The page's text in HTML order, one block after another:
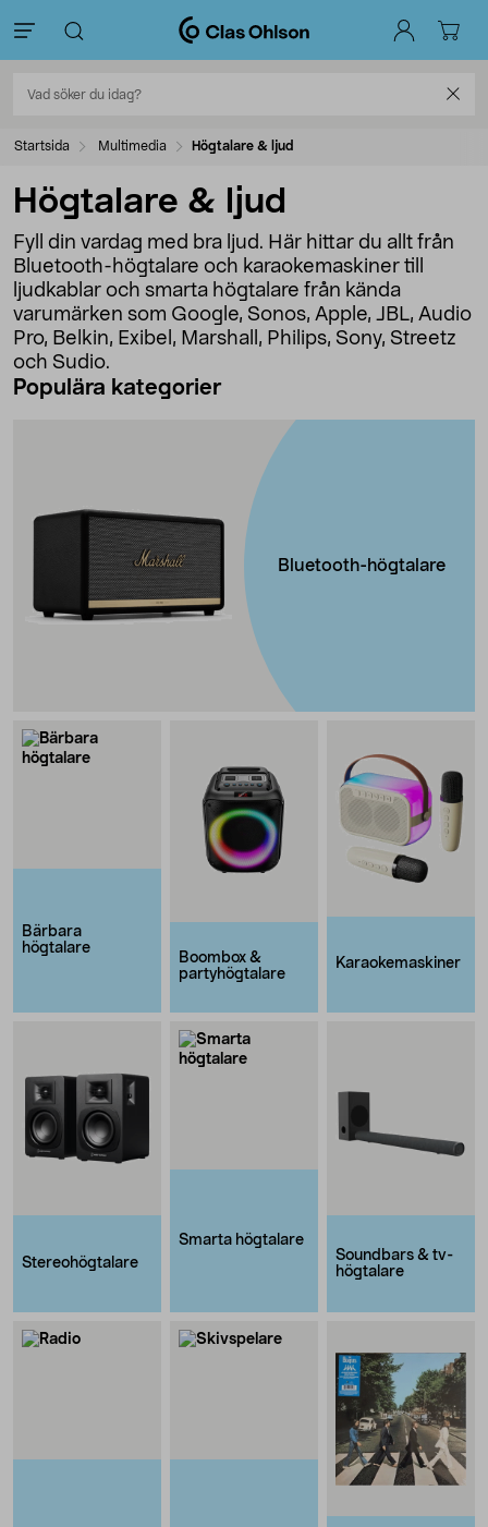
Startsida Multimedia Högtalare & ljud
Högtalare & ljud
Fyll din vardag med bra ljud. Här hittar du allt från
Bluetooth-högtalare och karaokemaskiner till
ljudkablar och smarta högtalare från kända
varumärken som Google, Sonos, Apple, JBL, Audio
Pro, Belkin, Exibel, Marshall, Philips, Sony, Streetz
och Sudio.
Populära kategorier
Bluetooth-högtalare
Bärbara
högtalare
Boombox &
partyhögtalare
Karaokemaskiner
Stereohögtalare
Smarta högtalare
Soundbars & tv-
högtalare